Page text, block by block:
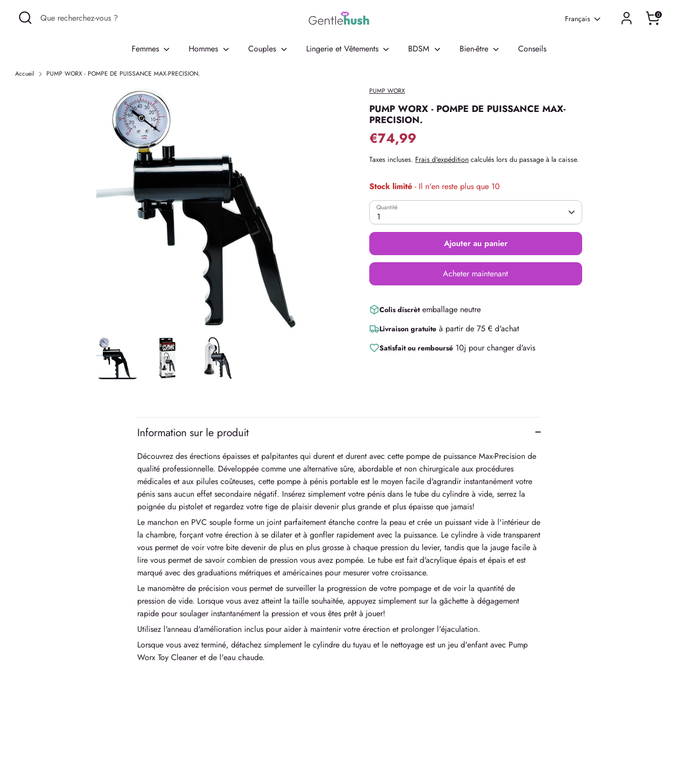
Recherche
Que
recherchez-
Langue
Français 0
Femmes Hommes Couples Lingerie et Vêtements BDSM Bien-être Conseils
Accueil
PUMP WORX - POMPE DE PUISSANCE MAX-PRECISION.
PUMP WORX
PUMP WORX - POMPE DE PUISSANCE MAX-
PRECISION.
€74,99
Taxes incluses. Frais d'expédition calculés lors du passage à la caisse.
Stock limité - Il n'en reste plus que 10
Quantité
1
Ajouter au panier
Acheter maintenant
Colis discrètemballage neutre
Livraison gratuite à partir de 75 € d'achat
Satisfait ou remboursé 10j pour changer d'avis
Information sur le produit
Découvrez des érections épaisses et palpitantes qui durent et durent avec cette pompe de puissance Max-Precision de
qualité professionnelle. Développée comme une alternative sûre, abordable et non chirurgicale aux procédures
médicales et aux pilules coûteuses, cette pompe à pénis portable est le moyen facile d'agrandir instantanément votre
pénis sans aucun effet secondaire négatif. Insérez simplement votre pénis dans le tube du cylindre à vide, serrez la
poignée du pistolet et regardez votre tige de plaisir devenir plus grande et plus épaisse que jamais!
Le manchon en PVC souple forme un joint parfaitement étanche contre la peau et crée un puissant vide à l'intérieur de
la chambre, forçant votre érection à se dilater et à gonfler rapidement avec la puissance. Le cylindre à vide transparent
vous permet de voir votre bite devenir de plus en plus grosse à chaque pression du levier, tandis que la jauge facile à
lire vous permet de savoir combien de pression vous avez pompée. Le tube est fait d'acrylique épais et épais et est
marqué avec des graduations métriques et américaines pour mesurer votre croissance.
Le manomètre de précision vous permet de surveiller la progression de votre pompage et de voir la quantité de
pression de vide. Lorsque vous avez atteint la taille souhaitée, appuyez simplement sur la gâchette à dégagement
rapide pour soulager instantanément la pression et vous êtes prêt à jouer!
Utilisez l'anneau d'amélioration inclus pour aider à maintenir votre érection et prolonger l'éjaculation.
Lorsque vous avez terminé, détachez simplement le cylindre du tuyau et le nettoyage est un jeu d'enfant avec Pump
Worx Toy Cleaner et de l'eau chaude.